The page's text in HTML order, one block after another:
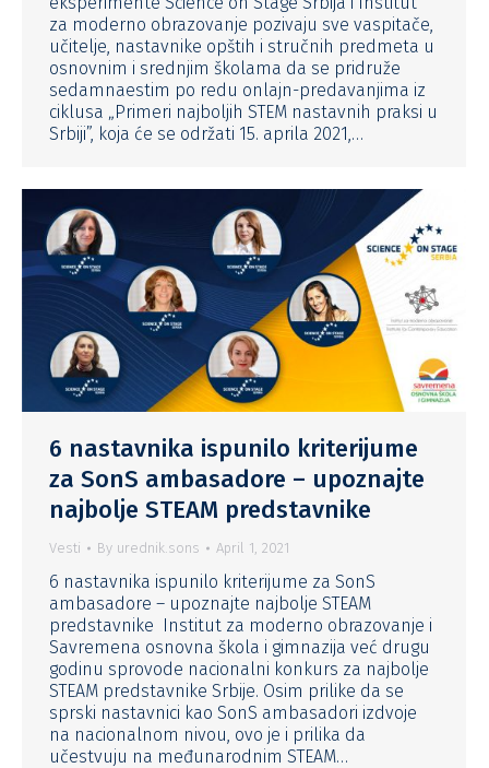
za moderno obrazovanje pozivaju sve vaspitače,
učitelje, nastavnike opštih i stručnih predmeta u
osnovnim i srednjim školama da se pridruže
sedamnaestim po redu onlajn-predavanjima iz
ciklusa „Primeri najboljih STEM nastavnih praksi u
Srbiji”, koja će se održati 15. aprila 2021,…
6 nastavnika ispunilo kriterijume
za SonS ambasadore – upoznajte
najbolje STEAM predstavnike
Vesti By urednik.sons April 1, 2021
6 nastavnika ispunilo kriterijume za SonS
ambasadore – upoznajte najbolje STEAM
predstavnike Institut za moderno obrazovanje i
Savremena osnovna škola i gimnazija već drugu
godinu sprovode nacionalni konkurs za najbolje
STEAM predstavnike Srbije. Osim prilike da se
sprski nastavnici kao SonS ambasadori izdvoje
na nacionalnom nivou, ovo je i prilika da
učestvuju na međunarodnim STEAM…